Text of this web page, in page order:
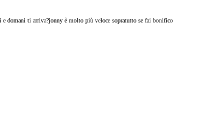
e domani ti arriva?jonny è molto più veloce sopratutto se fai bonifico